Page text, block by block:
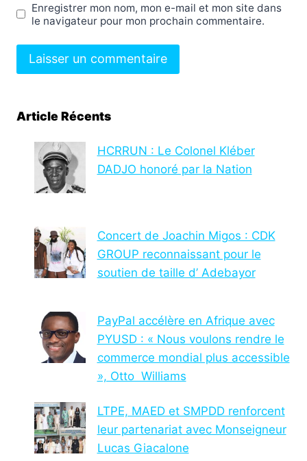
Enregistrer mon nom, mon e-mail et mon site dans
le navigateur pour mon prochain commentaire.
Article Récents
HCRRUN : Le Colonel Kléber
DADJO honoré par la Nation
Concert de Joachin Migos : CDK
GROUP reconnaissant pour le
soutien de taille d’ Adebayor
PayPal accélère en Afrique avec
PYUSD : « Nous voulons rendre le
commerce mondial plus accessible
», Otto Williams
LTPE, MAED et SMPDD renforcent
leur partenariat avec Monseigneur
Lucas Giacalone